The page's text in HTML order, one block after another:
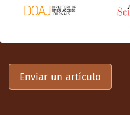
Rose, M. (1979).
Regent Press.
Samstad, J. (1996).
reestructuración
Enviar un artículo